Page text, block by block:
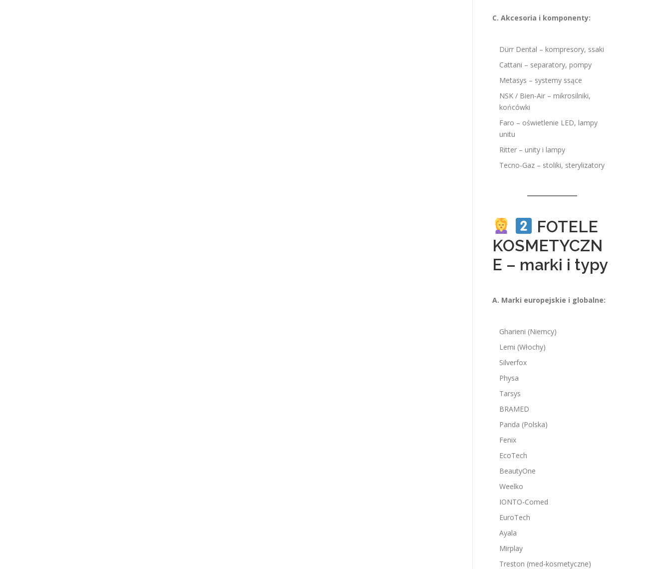
C. Akcesoria i komponenty:
Dürr Dental – kompresory, ssaki
Cattani – separatory, pompy
Metasys – systemy ssące
NSK / Bien-Air – mikrosilniki,
końcówki
Faro – oświetlenie LED, lampy
unitu
Ritter – unity i lampy
Tecno-Gaz – stoliki, sterylizatory
FOTELE
KOSMETYCZN
E – marki i typy
A. Marki europejskie i globalne:
Gharieni (Niemcy)
Lemi (Włochy)
Silverfox
Physa
Tarsys
BRAMED
Panda (Polska)
Fenix
EcoTech
BeautyOne
Weelko
IONTO-Comed
EuroTech
Ayala
Mirplay
Treston (med-kosmetyczne)